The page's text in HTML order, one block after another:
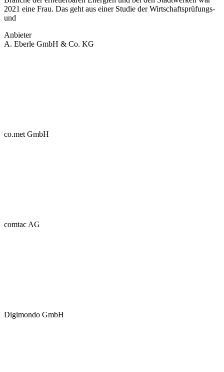
2021 eine Frau. Das geht aus einer Studie der Wirtschaftsprüfungs-
und
Anbieter
A. Eberle GmbH & Co. KG
co.met GmbH
comtac AG
Digimondo GmbH